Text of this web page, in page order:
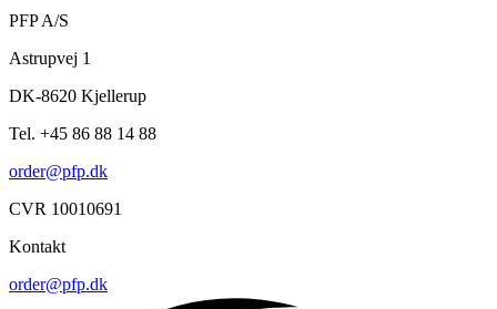
PFP A/S
Astrupvej 1
DK-8620 Kjellerup
Tel. +45 86 88 14 88
order@pfp.dk
CVR 10010691
Kontakt
order@pfp.dk